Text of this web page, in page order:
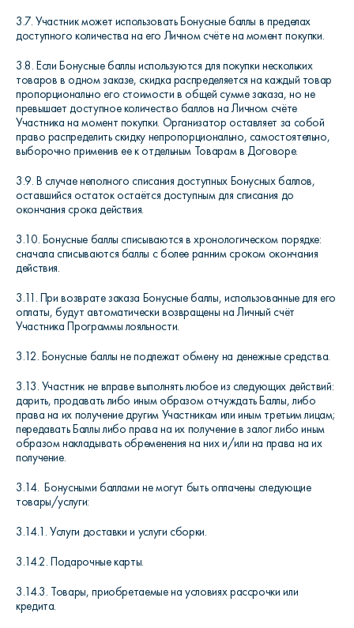
3.7. Участник может использовать Бонусные баллы в пределах
доступного количества на его Личном счёте на момент покупки.
3.8. Если Бонусные баллы используются для покупки нескольких
товаров в одном заказе, скидка распределяется на каждый товар
пропорционально его стоимости в общей сумме заказа, но не
превышает доступное количество баллов на Личном счёте
Участника на момент покупки. Организатор оставляет за собой
право распределить скидку непропорционально, самостоятельно,
выборочно применив ее к отдельным Товарам в Договоре.
3.9. В случае неполного списания доступных Бонусных баллов,
оставшийся остаток остаётся доступным для списания до
окончания срока действия.
3.10. Бонусные баллы списываются в хронологическом порядке:
сначала списываются баллы с более ранним сроком окончания
действия.
3.11. При возврате заказа Бонусные баллы, использованные для его
оплаты, будут автоматически возвращены на Личный счёт
Участника Программы лояльности.
3.12. Бонусные баллы не подлежат обмену на денежные средства.
3.13. Участник не вправе выполнять любое из следующих действий:
дарить, продавать либо иным образом отчуждать Баллы, либо
права на их получение другим Участникам или иным третьим лицам;
передавать Баллы либо права на их получение в залог либо иным
образом накладывать обременения на них и/или на права на их
получение.
3.14. Бонусными баллами не могут быть оплачены следующие
товары/услуги:
3.14.1. Услуги доставки и услуги сборки.
3.14.2. Подарочные карты.
3.14.3. Товары, приобретаемые на условиях рассрочки или
кредита.